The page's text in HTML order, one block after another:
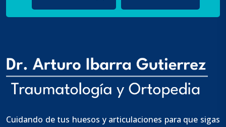
Cuidando de tus huesos y articulaciones para que sigas